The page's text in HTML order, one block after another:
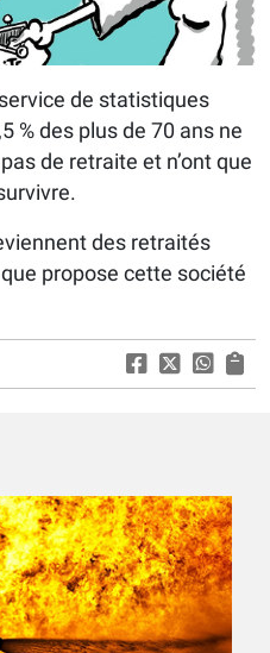
de statistiques
% des plus de 70 ans ne
de retraite et n’ont que
des retraités
propose cette société